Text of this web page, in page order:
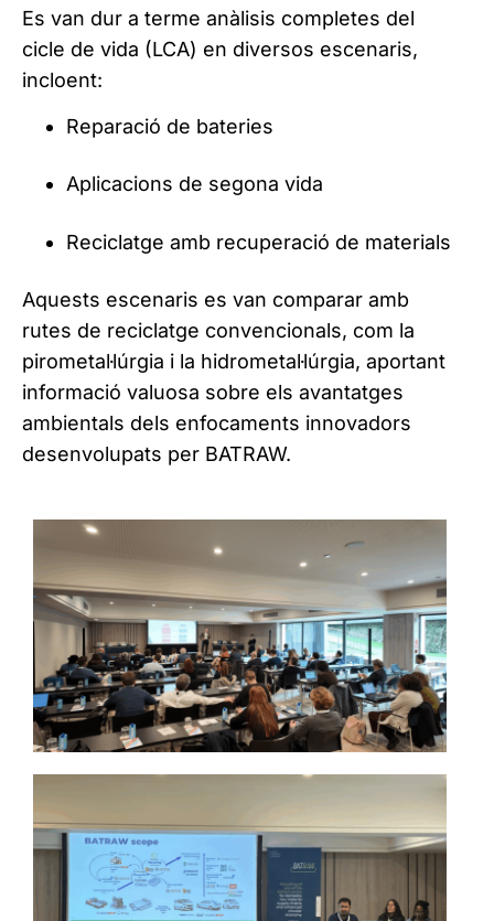
Es van dur a terme anàlisis completes del
cicle de vida (LCA) en diversos escenaris,
incloent:
Reparació de bateries
Aplicacions de segona vida
Reciclatge amb recuperació de materials
Aquests escenaris es van comparar amb
rutes de reciclatge convencionals, com la
pirometal·lúrgia i la hidrometal·lúrgia, aportant
informació valuosa sobre els avantatges
ambientals dels enfocaments innovadors
desenvolupats per BATRAW.